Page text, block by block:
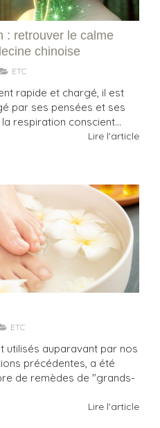
: retrouver le calme
chinoise
ETC
rapide et chargé, il est
par ses pensées et ses
respiration conscient...
Lire l'article
ETC
utilisés auparavant par nos
précédentes, a été
de remèdes de "grands-
Lire l'article